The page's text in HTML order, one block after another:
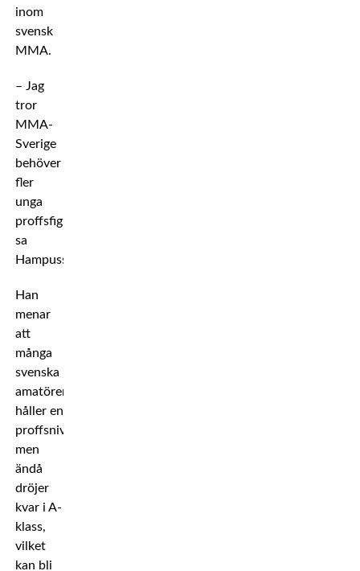
inom
svensk
MMA.
– Jag
tror
MMA-
Sverige
behöver
fler
unga
proffsfighters,
sa
Hampusson.
Han
menar
att
många
svenska
amatörer
håller en
proffsnivå
men
ändå
dröjer
kvar i A-
klass,
vilket
kan bli